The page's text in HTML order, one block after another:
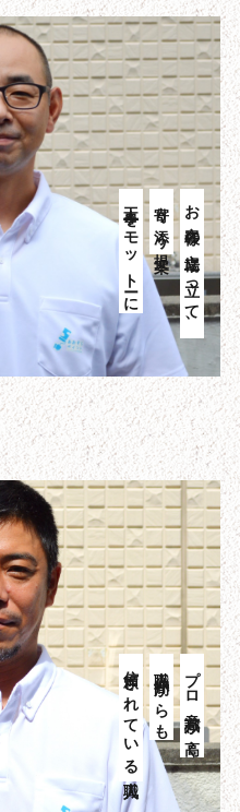
お客様の立場に立って、
寄り添う提案
工事をモットーに
プロ意識が高く
職人仲間からも
信頼されている職人